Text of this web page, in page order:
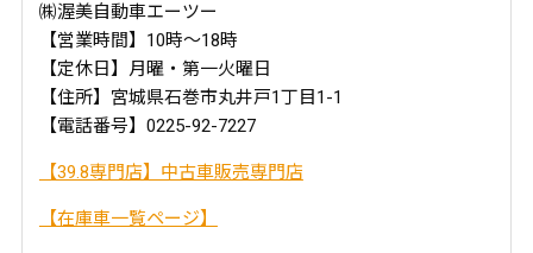
㈱渥美自動車エーツー
【営業時間】10時～18時
【定休日】月曜・第一火曜日
【住所】宮城県石巻市丸井戸1丁目1-1
【電話番号】0225-92-7227
【39.8専門店】中古車販売専門店
【在庫車一覧ページ】